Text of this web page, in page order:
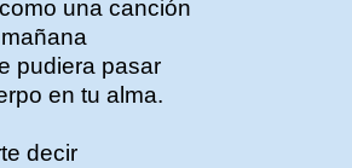
una canción
pudiera pasar
en tu alma.
decir